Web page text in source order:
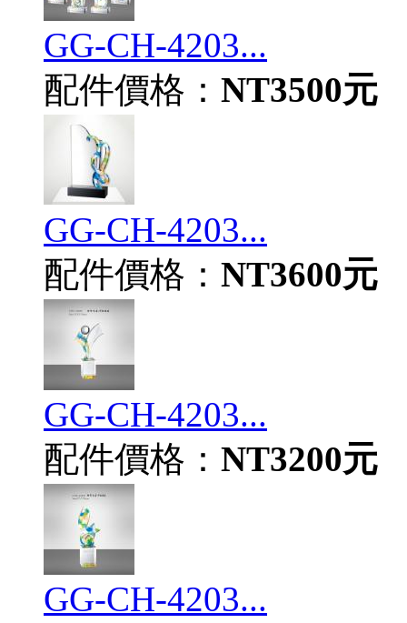
GG-CH-4203...
配件價格： NT3500元
GG-CH-4203...
配件價格： NT3600元
GG-CH-4203...
配件價格： NT3200元
GG-CH-4203...